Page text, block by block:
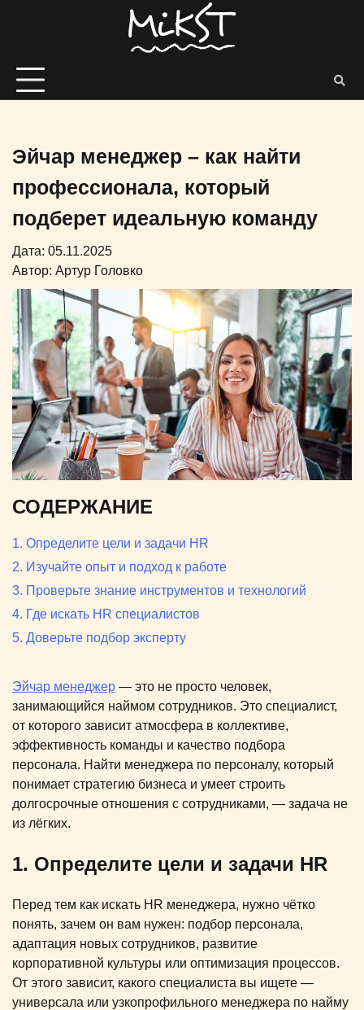
Эйчар менеджер – как найти
профессионала, который
подберет идеальную команду
Дата: 05.11.2025
Автор: Артур Головко
СОДЕРЖАНИЕ
1. Определите цели и задачи HR
2. Изучайте опыт и подход к работе
3. Проверьте знание инструментов и технологий
4. Где искать HR специалистов
5. Доверьте подбор эксперту
Эйчар менеджер — это не просто человек,
занимающийся наймом сотрудников. Это специалист,
от которого зависит атмосфера в коллективе,
эффективность команды и качество подбора
персонала. Найти менеджера по персоналу, который
понимает стратегию бизнеса и умеет строить
долгосрочные отношения с сотрудниками, — задача не
из лёгких.
1. Определите цели и задачи HR
Перед тем как искать HR менеджера, нужно чётко
понять, зачем он вам нужен: подбор персонала,
адаптация новых сотрудников, развитие
корпоративной культуры или оптимизация процессов.
От этого зависит, какого специалиста вы ищете —
универсала или узкопрофильного менеджера по найму